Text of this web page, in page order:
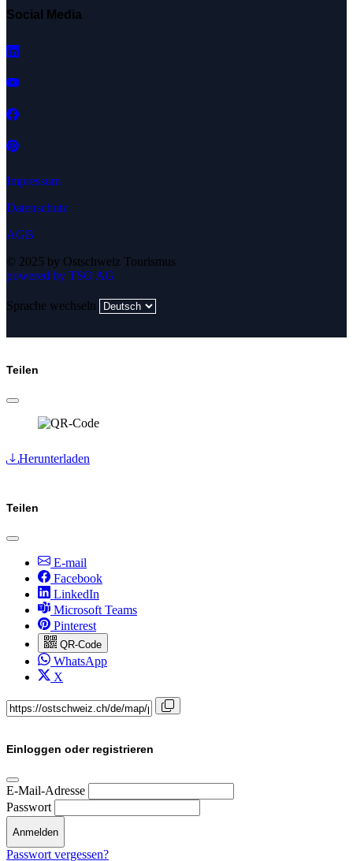
Social Media
Impressum
Datenschutz
AGB
© 2025 by Ostschweiz Tourismus
powered by TSO AG
Sprache wechseln
Teilen
Herunterladen
Teilen
E-mail
Facebook
LinkedIn
Microsoft Teams
Pinterest
QR-Code
WhatsApp
X
Einloggen oder registrieren
E-Mail-Adresse
Passwort
Anmelden
Passwort vergessen?